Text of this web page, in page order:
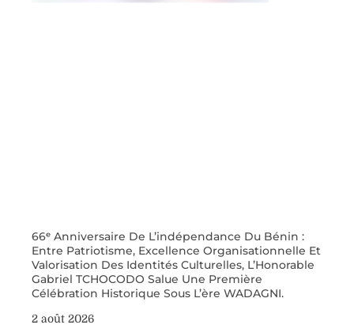
66ᵉ Anniversaire De L’indépendance Du Bénin :
Entre Patriotisme, Excellence Organisationnelle Et
Valorisation Des Identités Culturelles, L’Honorable
Gabriel TCHOCODO Salue Une Première
Célébration Historique Sous L’ère WADAGNI.
2 août 2026